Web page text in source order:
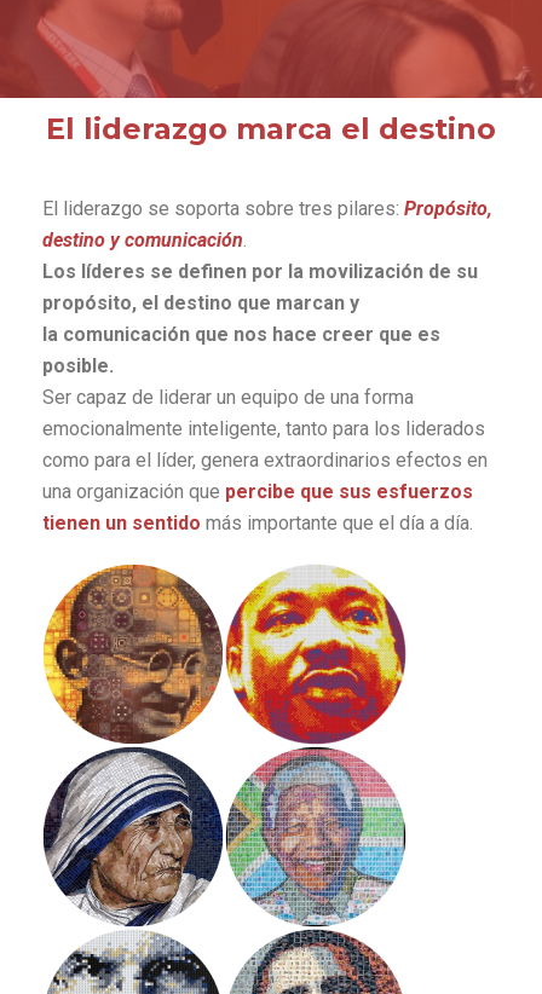
El liderazgo marca el destino
El liderazgo se soporta sobre tres pilares: Propósito,
destino y comunicación.
Los líderes se definen por la movilización de su
propósito, el destino que marcan y
la comunicación que nos hace creer que es
posible.
Ser capaz de liderar un equipo de una forma
emocionalmente inteligente, tanto para los liderados
como para el líder, genera extraordinarios efectos en
una organización que percibe que sus esfuerzos
tienen un sentido más importante que el día a día.